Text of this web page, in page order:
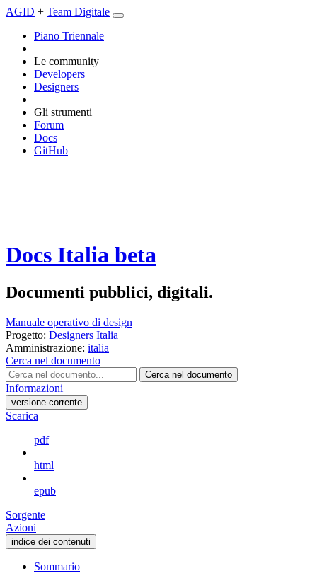
AGID + Team Digitale
Piano Triennale
Le community
Developers
Designers
Gli strumenti
Forum
Docs
GitHub
Docs Italia beta
Documenti pubblici, digitali.
Manuale operativo di design
Progetto: Designers Italia
Amministrazione: italia
Cerca nel documento
Cerca nel documento
Informazioni
versione-corrente
Scarica
pdf
html
epub
Sorgente
Azioni
indice dei contenuti
Sommario